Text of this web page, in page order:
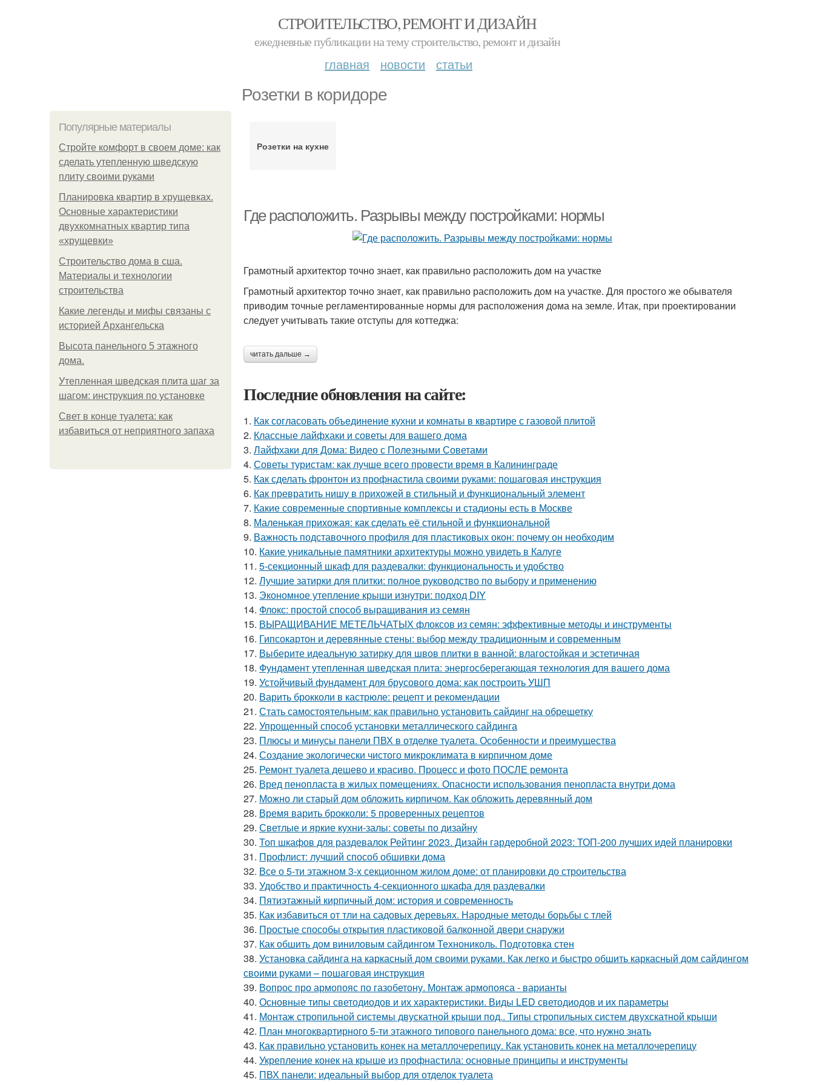
СТРОИТЕЛЬСТВО, РЕМОНТ И ДИЗАЙН
ежедневные публикации на тему строительство, ремонт и дизайн
главная новости статьи
Розетки в коридоре
Популярные материалы
Стройте комфорт в своем доме: как
сделать утепленную шведскую
плиту своими руками
Планировка квартир в хрущевках.
Основные характеристики
двухкомнатных квартир типа
«хрущевки»
Строительство дома в сша.
Материалы и технологии
строительства
Какие легенды и мифы связаны с
историей Архангельска
Высота панельного 5 этажного
дома.
Утепленная шведская плита шаг за
шагом: инструкция по установке
Свет в конце туалета: как
избавиться от неприятного запаха
Розетки на кухне
Где расположить. Разрывы между постройками: нормы
Грамотный архитектор точно знает, как правильно расположить дом на участке
Грамотный архитектор точно знает, как правильно расположить дом на участке. Для простого же обывателя
приводим точные регламентированные нормы для расположения дома на земле. Итак, при проектировании
следует учитывать такие отступы для коттеджа:
читать дальше →
Последние обновления на сайте:
1. Как согласовать объединение кухни и комнаты в квартире с газовой плитой
2. Классные лайфхаки и советы для вашего дома
3. Лайфхаки для Дома: Видео с Полезными Советами
4. Советы туристам: как лучше всего провести время в Калининграде
5. Как сделать фронтон из профнастила своими руками: пошаговая инструкция
6. Как превратить нишу в прихожей в стильный и функциональный элемент
7. Какие современные спортивные комплексы и стадионы есть в Москве
8. Маленькая прихожая: как сделать её стильной и функциональной
9. Важность подставочного профиля для пластиковых окон: почему он необходим
10. Какие уникальные памятники архитектуры можно увидеть в Калуге
11. 5-секционный шкаф для раздевалки: функциональность и удобство
12. Лучшие затирки для плитки: полное руководство по выбору и применению
13. Экономное утепление крыши изнутри: подход DIY
14. Флокс: простой способ выращивания из семян
15. ВЫРАЩИВАНИЕ МЕТЕЛЬЧАТЫХ флоксов из семян: эффективные методы и инструменты
16. Гипсокартон и деревянные стены: выбор между традиционным и современным
17. Выберите идеальную затирку для швов плитки в ванной: влагостойкая и эстетичная
18. Фундамент утепленная шведская плита: энергосберегающая технология для вашего дома
19. Устойчивый фундамент для брусового дома: как построить УШП
20. Варить брокколи в кастрюле: рецепт и рекомендации
21. Стать самостоятельным: как правильно установить сайдинг на обрешетку
22. Упрощенный способ установки металлического сайдинга
23. Плюсы и минусы панели ПВХ в отделке туалета. Особенности и преимущества
24. Создание экологически чистого микроклимата в кирпичном доме
25. Ремонт туалета дешево и красиво. Процесс и фото ПОСЛЕ ремонта
26. Вред пенопласта в жилых помещениях. Опасности использования пенопласта внутри дома
27. Можно ли старый дом обложить кирпичом. Как обложить деревянный дом
28. Время варить брокколи: 5 проверенных рецептов
29. Светлые и яркие кухни-залы: советы по дизайну
30. Топ шкафов для раздевалок Рейтинг 2023. Дизайн гардеробной 2023: ТОП-200 лучших идей планировки
31. Профлист: лучший способ обшивки дома
32. Все о 5-ти этажном 3-х секционном жилом доме: от планировки до строительства
33. Удобство и практичность 4-секционного шкафа для раздевалки
34. Пятиэтажный кирпичный дом: история и современность
35. Как избавиться от тли на садовых деревьях. Народные методы борьбы с тлей
36. Простые способы открытия пластиковой балконной двери снаружи
37. Как обшить дом виниловым сайдингом Технониколь. Подготовка стен
38. Установка сайдинга на каркасный дом своими руками. Как легко и быстро обшить каркасный дом сайдингом
своими руками – пошаговая инструкция
39. Вопрос про армопояс по газобетону. Монтаж армопояса - варианты
40. Основные типы светодиодов и их характеристики. Виды LED светодиодов и их параметры
41. Монтаж стропильной системы двускатной крыши под.. Типы стропильных систем двухскатной крыши
42. План многоквартирного 5-ти этажного типового панельного дома: все, что нужно знать
43. Как правильно установить конек на металлочерепицу. Как установить конек на металлочерепицу
44. Укрепление конек на крыше из профнастила: основные принципы и инструменты
45. ПВХ панели: идеальный выбор для отделок туалета